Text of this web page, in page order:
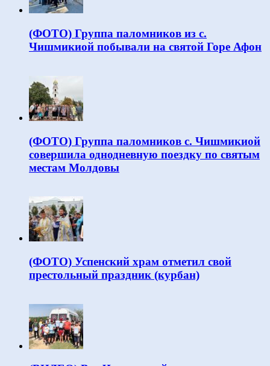
(ФОТО) Группа паломников из с.
Чишмикиой побывали на святой Горе Афон
(ФОТО) Группа паломников с. Чишмикиой
совершила однодневную поездку по святым
местам Молдовы
(ФОТО) Успенский храм отметил свой
престольный праздник (курбан)